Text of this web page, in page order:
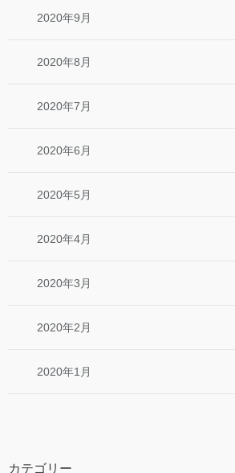
2020年9月
2020年8月
2020年7月
2020年6月
2020年5月
2020年4月
2020年3月
2020年2月
2020年1月
カテゴリー